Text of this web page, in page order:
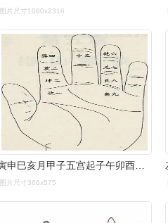
图片尺寸1080x2316
寅申巳亥月甲子五宫起子午卯酉月甲子六乾栖辰戍丑未月甲子加兑飞排山
图片尺寸366x575